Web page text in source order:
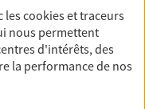
avec votre
Un contrat
lescookies et traceurs
nous permettent
d'intérêts, des
la performance de nos